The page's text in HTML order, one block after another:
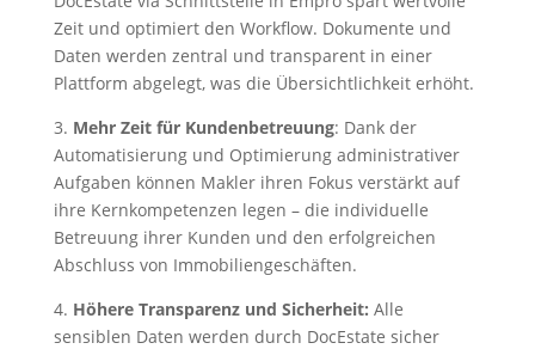
Zeit und optimiert den Workflow. Dokumente und
Daten werden zentral und transparent in einer
Plattform abgelegt, was die Übersichtlichkeit erhöht.
3. Mehr Zeit für Kundenbetreuung: Dank der
Automatisierung und Optimierung administrativer
Aufgaben können Makler ihren Fokus verstärkt auf
ihre Kernkompetenzen legen – die individuelle
Betreuung ihrer Kunden und den erfolgreichen
Abschluss von Immobiliengeschäften.
4. Höhere Transparenz und Sicherheit: Alle
sensiblen Daten werden durch DocEstate sicher